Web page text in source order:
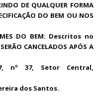
DE QUALQUER FORMA
DO BEM OU NOS
DO BEM: Descritos no
CANCELADOS APÓS A
7, nº 37, Setor Central,
dos Santos.